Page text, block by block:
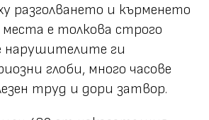
разголването и кърменето
е толкова строго
нарушителите ги
глоби, много часове
труд и дори затвор.